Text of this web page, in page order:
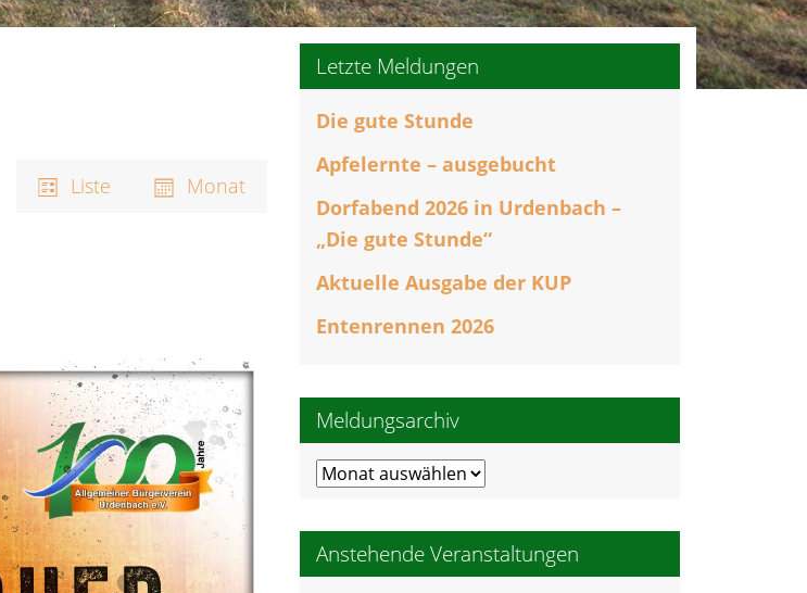
Veranstaltung
Ansichten-
Navigation
Liste Monat
Letzte Meldungen
Die gute Stunde
Apfelernte – ausgebucht
Dorfabend 2026 in Urdenbach –
„Die gute Stunde“
Aktuelle Ausgabe der KUP
Entenrennen 2026
Meldungsarchiv
Meldungsarchiv
Anstehende Veranstaltungen